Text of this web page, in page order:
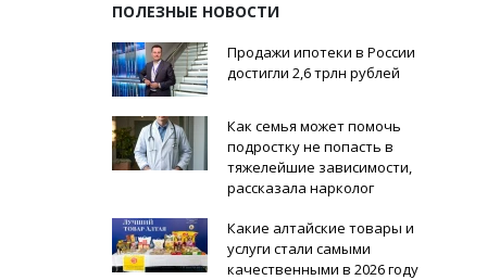
ПОЛЕЗНЫЕ НОВОСТИ
Продажи ипотеки в России
достигли 2,6 трлн рублей
Как семья может помочь
подростку не попасть в
тяжелейшие зависимости,
рассказала нарколог
Какие алтайские товары и
услуги стали самыми
качественными в 2026 году